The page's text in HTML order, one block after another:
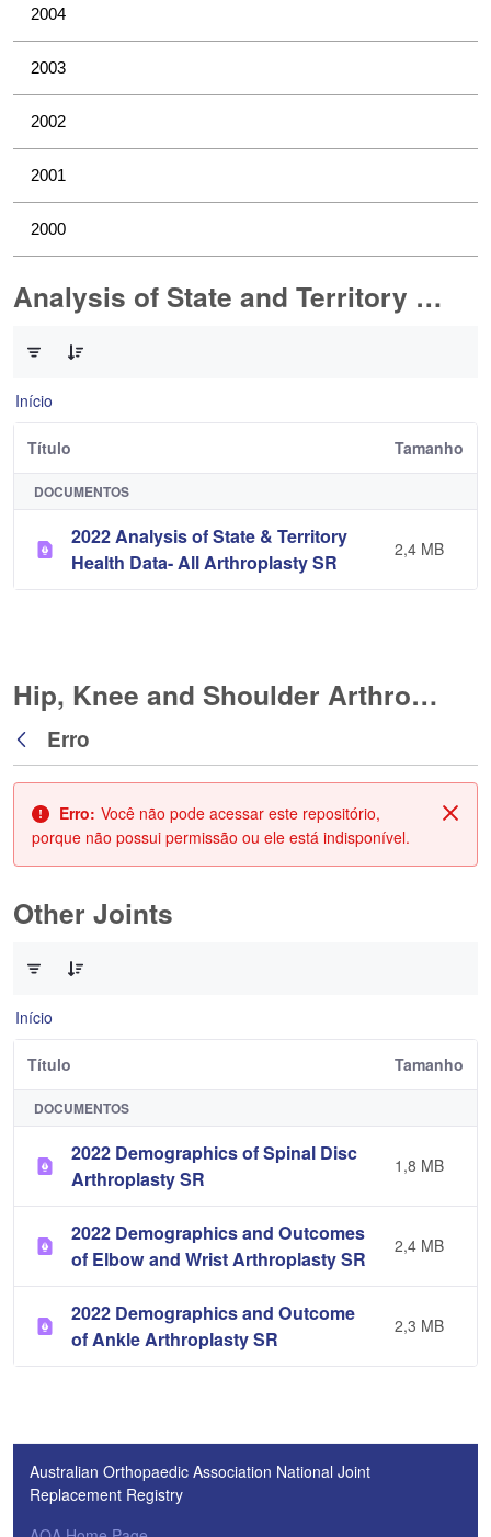
2004
2003
2002
2001
2000
Analysis of State and Territory Health Data
Início
Título Tamanho
DOCUMENTOS
2022 Analysis of State & Territory
Health Data- All Arthroplasty SR
2,4 MB
Hip, Knee and Shoulder Arthroplasty
Voltar
Erro
Erro: Você não pode acessar este repositório,
porque não possui permissão ou ele está indisponível.
Other Joints
Início
Título Tamanho
DOCUMENTOS
2022 Demographics of Spinal Disc
Arthroplasty SR
1,8 MB
2022 Demographics and Outcomes
of Elbow and Wrist Arthroplasty SR
2,4 MB
2022 Demographics and Outcome
of Ankle Arthroplasty SR
2,3 MB
Australian Orthopaedic Association National Joint
Replacement Registry